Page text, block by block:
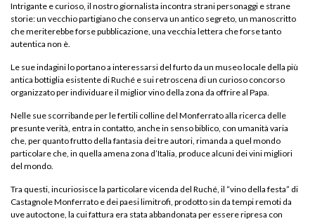
Intrigante e curioso, il nostro giornalista incontra strani personaggi e strane
storie: un vecchio partigiano che conserva un antico segreto, un manoscritto
che meriterebbe forse pubblicazione, una vecchia lettera che forse tanto
autentica non è.
Le sue indagini lo portano a interessarsi del furto da un museo locale della più
antica bottiglia esistente di Ruché e sui retroscena di un curioso concorso
organizzato per individuare il miglior vino della zona da offrire al Papa.
Nelle sue scorribande per le fertili colline del Monferrato alla ricerca delle
presunte verità, entra in contatto, anche in senso biblico, con umanità varia
che, per quanto frutto della fantasia dei tre autori, rimanda a quel mondo
particolare che, in quella amena zona d’Italia, produce alcuni dei vini migliori
del mondo.
Tra questi, incuriosisce la particolare vicenda del Ruché, il “vino della festa” di
Castagnole Monferrato e dei paesi limitrofi, prodotto sin da tempi remoti da
uve autoctone, la cui fattura era stata abbandonata per essere ripresa con